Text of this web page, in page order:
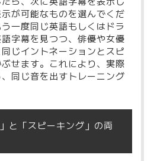
が可能なものを選んでくだ
一度同じ英語もしくはドラ
字幕を見つつ、俳優や女優
じイントネーションとスピ
せます。これにより、実際
同じ音を出すトレーニング
と「スピーキング」の両